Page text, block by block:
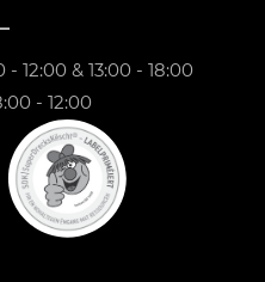
12:00 & 13:00 - 18:00
- 12:00